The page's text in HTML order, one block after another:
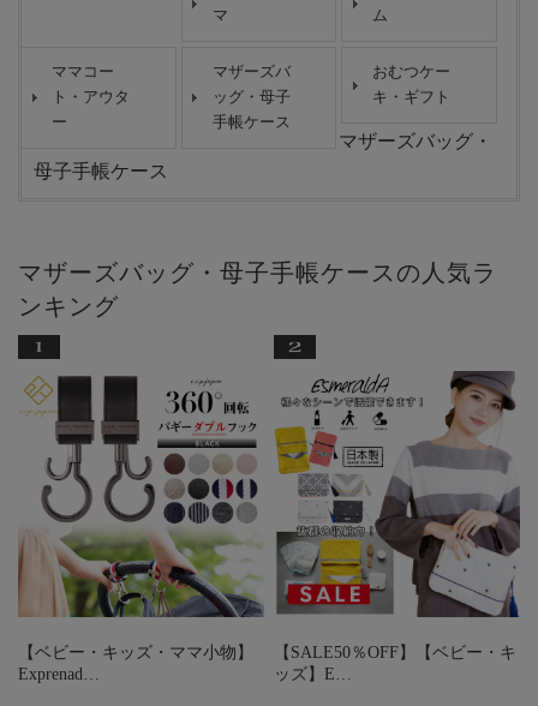
マ
ム
ママコー
ト・アウタ
ー
マザーズバ
ッグ・母子
手帳ケース
おむつケー
キ・ギフト
マザーズバッグ・
母子手帳ケース
マザーズバッグ・母子手帳ケースの人気ラ
ンキング
【ベビー・キッズ・ママ小物】
Exprenad…
【SALE50％OFF】【ベビー・キ
ッズ】E…